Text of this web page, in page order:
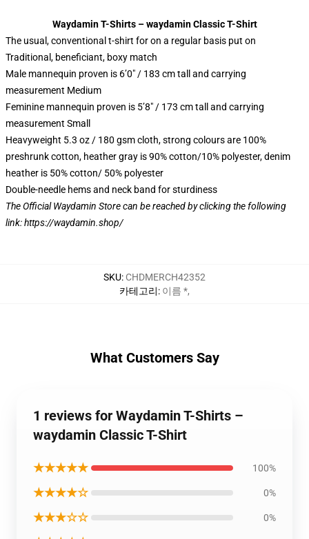
Waydamin T-Shirts – waydamin Classic T-Shirt
The usual, conventional t-shirt for on a regular basis put on
Traditional, beneficiant, boxy match
Male mannequin proven is 6’0″ / 183 cm tall and carrying
measurement Medium
Feminine mannequin proven is 5’8″ / 173 cm tall and carrying
measurement Small
Heavyweight 5.3 oz / 180 gsm cloth, strong colours are 100%
preshrunk cotton, heather gray is 90% cotton/10% polyester, denim
heather is 50% cotton/ 50% polyester
Double-needle hems and neck band for sturdiness
The Official Waydamin Store can be reached by clicking the following
link:https://waydamin.shop/
SKU: CHDMERCH42352
카테고리: 이름 *,
What Customers Say
1 reviews for Waydamin T-Shirts –
waydamin Classic T-Shirt
★★★★★ 100%
★★★★☆ 0%
★★★☆☆ 0%